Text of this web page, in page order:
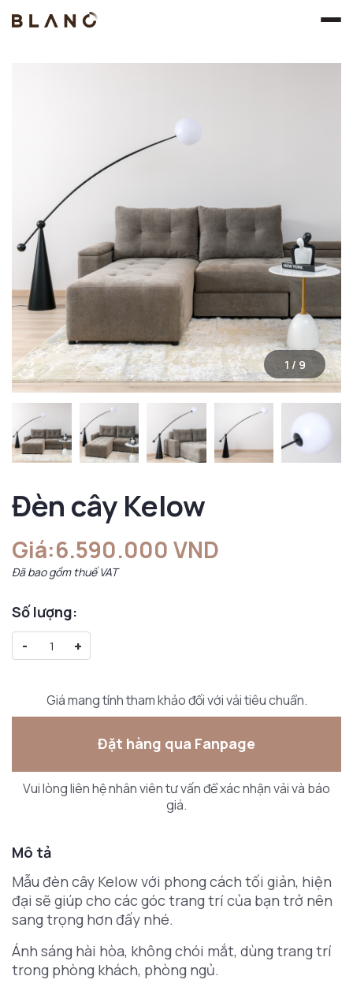
1 / 9
Đèn cây Kelow
Giá:6.590.000 VND
Đã bao gồm thuế VAT
Số lượng:
-
+
Giá mang tính tham khảo đối với vải tiêu chuẩn.
Đặt hàng qua Fanpage
Vui lòng liên hệ nhân viên tư vấn để xác nhận vải và báo
giá.
Mô tả
Mẫu đèn cây Kelow với phong cách tối giản, hiện
đại sẽ giúp cho các góc trang trí của bạn trở nên
sang trọng hơn đấy nhé.
Ánh sáng hài hòa, không chói mắt, dùng trang trí
trong phòng khách, phòng ngủ.